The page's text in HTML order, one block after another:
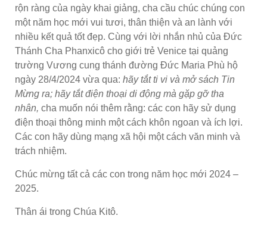
rộn ràng của ngày khai giảng, cha cầu chúc chúng con
một năm học mới vui tươi, thân thiện và an lành với
nhiều kết quả tốt đẹp. Cùng với lời nhắn nhủ của Đức
Thánh Cha Phanxicô cho giới trẻ Venice tại quảng
trường Vương cung thánh đường Đức Maria Phù hộ
ngày 28/4/2024 vừa qua: hãy tắt ti vi và mở sách Tin
Mừng ra; hãy tắt điện thoại di động mà gặp gỡ tha
nhân, cha muốn nói thêm rằng: các con hãy sử dụng
điện thoại thông minh một cách khôn ngoan và ích lợi.
Các con hãy dùng mạng xã hội một cách văn minh và
trách nhiệm.
Chúc mừng tất cả các con trong năm học mới 2024 –
2025.
Thân ái trong Chúa Kitô.